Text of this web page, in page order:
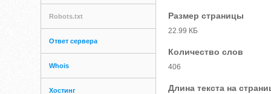
Robots.txt
Ответ сервера
Whois
Хостинг
Размер страницы
22.99 КБ
Количество слов
406
Длина текста на